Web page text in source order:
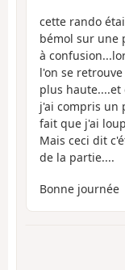
cette rando
bémol sur une
à
l'on se
plus
j'ai compris un
fait que j'ai
Mais ceci dit
de la partie....
Bonne journée